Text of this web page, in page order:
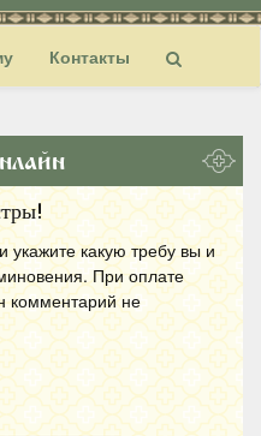
Контакты
укажите какую требу вы и
При оплате
комментарий не